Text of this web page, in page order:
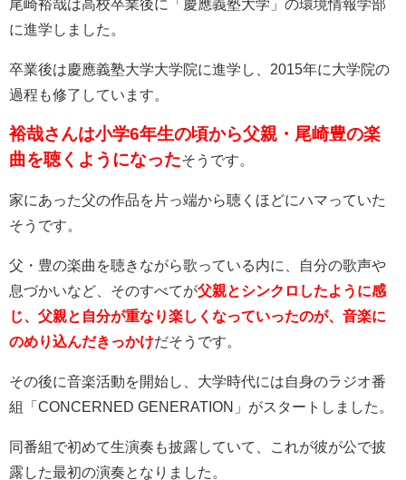
尾崎裕哉は高校卒業後に
「慶應義塾大学」の環境情報学部
に進学しました。
卒業後は慶應義塾大学大学院に進学し、2015年に大学院の
過程も修了しています。
裕哉さんは小学6年生の頃から父親・尾崎豊の楽
曲を聴くようになったそうです。
家にあった父の作品を片っ端から聴くほどにハマっていた
そうです。
父・豊の楽曲を聴きながら歌っている内に、自分の歌声や
息づかいなど、そのすべてが父親とシンクロしたように感
じ、父親と自分が重なり楽しくなっていったのが、音楽に
のめり込んだきっかけだそうです。
その後に音楽活動を開始し、 大学時代には自身のラジオ番
組「CONCERNED GENERATION」がスタートしました。
同番組で初めて生演奏も披露していて、これが彼が公で披
露した最初の演奏となりました。